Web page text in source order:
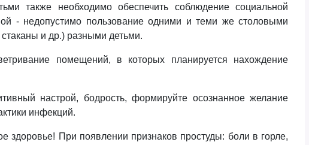
также необходимо обеспечить соблюдение социальной
- недопустимо пользование одними и теми же столовыми
и др.) разными детьми.
помещений, в которых планируется нахождение
настрой, бодрость, формируйте осознанное желание
инфекций.
здоровье! При появлении признаков простуды: боли в горле,